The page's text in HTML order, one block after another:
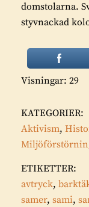
domstolarna.
styvnackad
Visningar: 29
KATEGORIER:
Aktivism,
ETIKETTER:
avtryck,
samer, sami,